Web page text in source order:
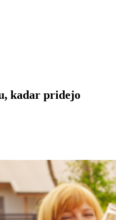
kadar pridejo